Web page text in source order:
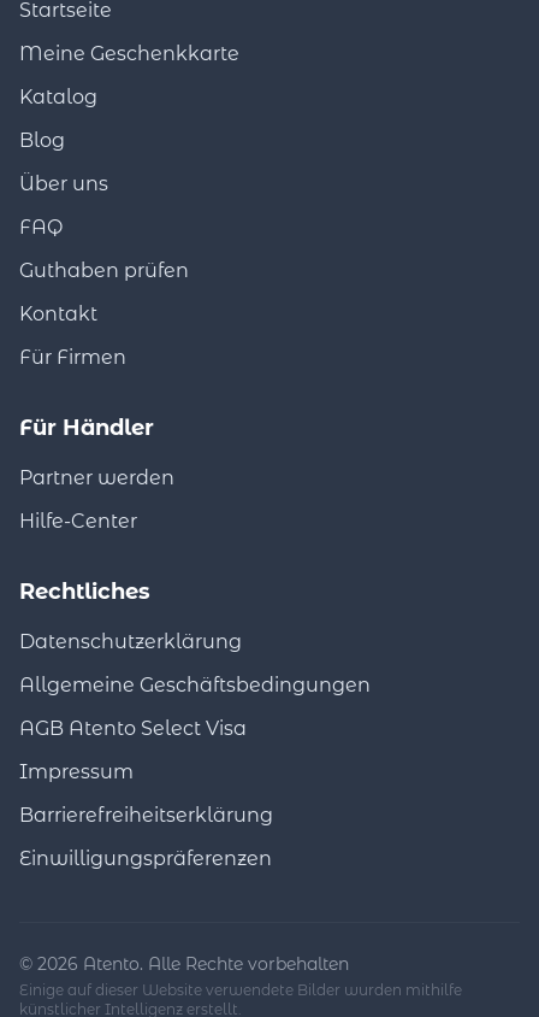
Startseite
Meine Geschenkkarte
Katalog
Blog
Über uns
FAQ
Guthaben prüfen
Kontakt
Für Firmen
Für Händler
Partner werden
Hilfe-Center
Rechtliches
Datenschutzerklärung
Allgemeine Geschäftsbedingungen
AGB Atento Select Visa
Impressum
Barrierefreiheitserklärung
Einwilligungspräferenzen
© 2026 Atento. Alle Rechte vorbehalten
Einige auf dieser Website verwendete Bilder wurden mithilfe
künstlicher Intelligenz erstellt.